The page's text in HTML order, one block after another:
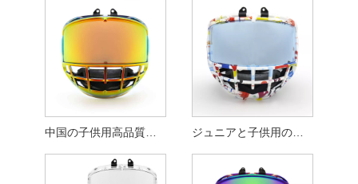
中国の子供用高品質で耐久性のあるクロムジュニアアイスホッケーケージ XS 交換用 ジュニアと子供用のアイスホッケーケージ